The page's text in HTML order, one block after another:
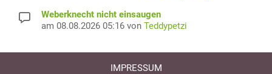
Weberknecht nicht einsaugen
am 08.08.2026 05:16 von Teddypetzi
IMPRESSUM